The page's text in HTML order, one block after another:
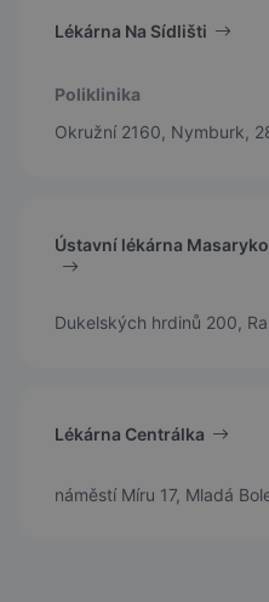
Lékárna Na Sídlišti
Poliklinika
Okružní 2160, Nymburk,
Ústavní lékárna
Dukelských hrdinů 200,
Lékárna Centrálka
náměstí Míru 17, Mladá